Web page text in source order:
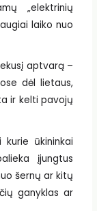
„elektrinių
laiko nuo
aptvarą –
dėl lietaus,
ir kelti pavojų
ūkininkai
įjungtus
šernų ar kitų
ganyklas ar